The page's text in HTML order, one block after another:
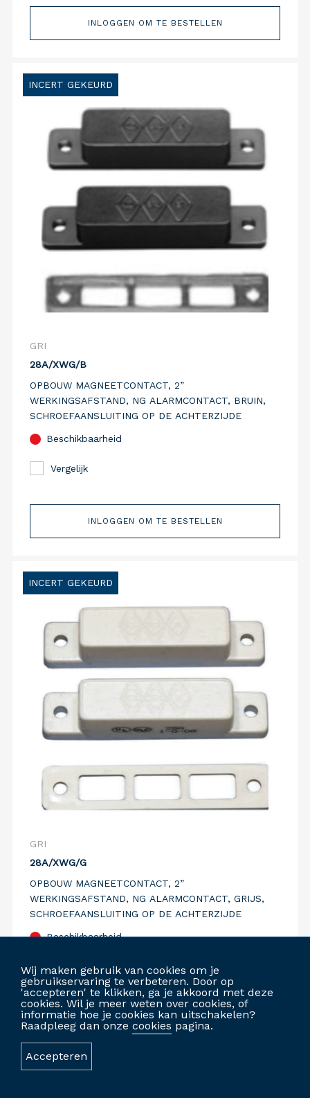
INLOGGEN OM TE BESTELLEN
INCERT GEKEURD
GRI
28A/XWG/B
OPBOUW MAGNEETCONTACT, 2”
WERKINGSAFSTAND, NG ALARMCONTACT, BRUIN,
SCHROEFAANSLUITING OP DE ACHTERZIJDE
Beschikbaarheid
Vergelijk
INLOGGEN OM TE BESTELLEN
INCERT GEKEURD
GRI
28A/XWG/G
OPBOUW MAGNEETCONTACT, 2”
WERKINGSAFSTAND, NG ALARMCONTACT, GRIJS,
SCHROEFAANSLUITING OP DE ACHTERZIJDE
Beschikbaarheid
Vergelijk
INLOGGEN OM TE BESTELLEN
Wij maken gebruik van cookies om je
gebruikservaring te verbeteren. Door op
'accepteren' te klikken, ga je akkoord met deze
cookies. Wil je meer weten over cookies, of
informatie hoe je cookies kan uitschakelen?
Raadpleeg dan onze cookies pagina.
Accepteren
GEPERSONALISEERDE WEBSITE